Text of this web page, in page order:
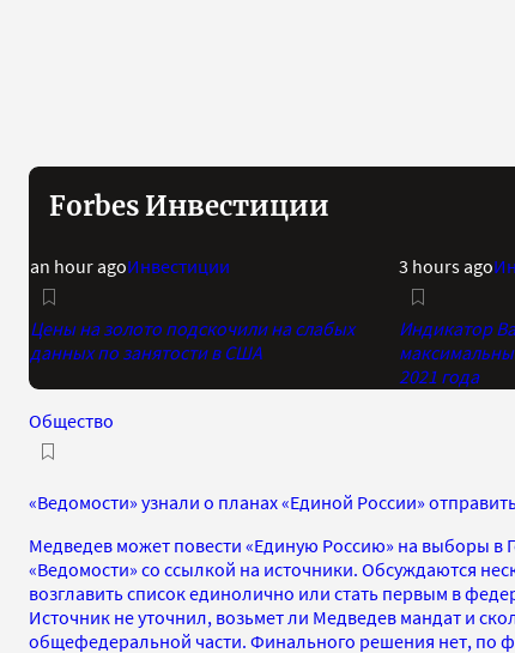
Forbes Инвестиции
an hour agoИнвестиции
Цены на золото подскочили на слабых
данных по занятости в США
3 hours ago
Индикатор
2021 года
Общество
«Ведомости» узнали о планах «Единой России»
Медведев может повести «Единую Россию» на выборы в
«Ведомости» со ссылкой на источники. Обсуждаются
возглавить список единолично или стать первым в
Источник не уточнил, возьмет ли Медведев мандат и
общефедеральной части. Финального решения нет, по